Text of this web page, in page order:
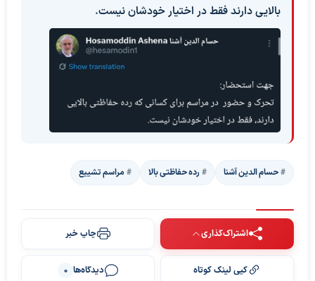
بالایی دارند فقط در اختیار خودشان نیست.
حسام الدین آشنا رده حفاظتی بالا مراسم تشییع
اشتراک‌گذاری چاپ خبر
کپی لینک کوتاه دیدگاه‌ها 0